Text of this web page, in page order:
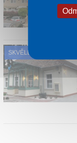
SKVĚLÉ HODNOCENÍ